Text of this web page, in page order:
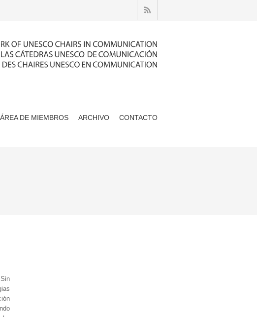
ÁREA DE MIEMBROS ARCHIVO CONTACTO